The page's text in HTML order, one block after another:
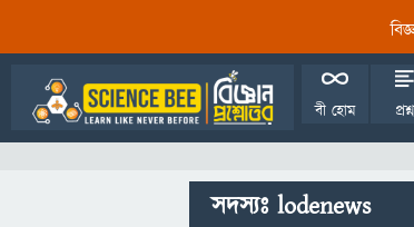
বী হোম প্রশ্ন
সদস্যঃ lodenews